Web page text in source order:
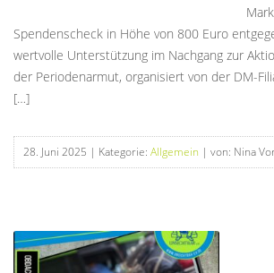
Spendenscheck in Höhe von 800 Euro
wertvolle Unterstützung im Nachgang zur
der Periodenarmut, organisiert von der DM-
[…]
28. Juni 2025 | Kategorie: Allgemein | von: Nina